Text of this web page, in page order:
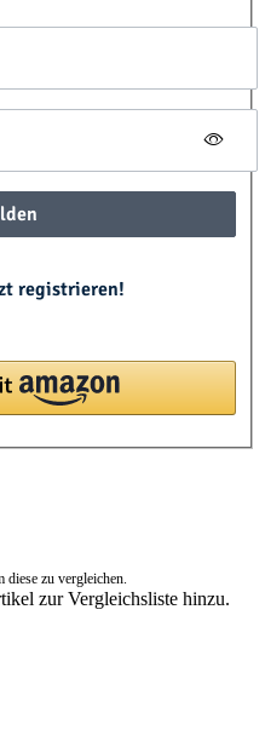
registrieren!
diese zu vergleichen.
zur Vergleichsliste hinzu.